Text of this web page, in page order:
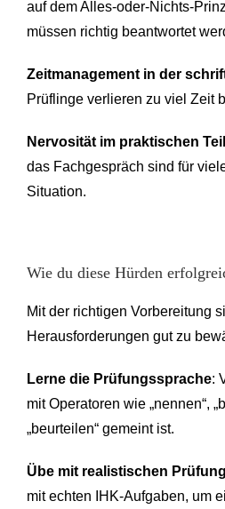
auf dem Alles-oder-Nichts-
müssen richtig beantwortet
Zeitmanagement in der
Prüflinge verlieren zu viel Zeit
Nervosität im praktischen Teil
das Fachgespräch sind für
Situation.
Wie du diese Hürden
Mit der richtigen Vorbereitung
Herausforderungen gut zu
Lerne die Prüfungssprache:
mit Operatoren wie „nennen“,
„beurteilen“ gemeint ist.
Übe mit realistischen
mit echten IHK-Aufgaben, um